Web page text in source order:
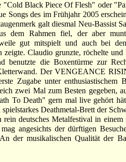
"Cold Black Piece Of Flesh" oder
Songs des im Frühjahr 2005
galt diesmal Neu-Bassist
dem Rahmen fiel, der aber
gut mitspielt und auch bei
zeigte. Claudio grunzte, röchelte und
benutzte die Boxentürme zur
Der VENGEANCE
Zugabe unter enthusiastischem
zwei Mal zum Besten gegeben,
To Death" gern mal live gehört
Deathmetal-Brett der
deutsches Metalfestival in einem
angesichts der dürftigen
der musikalischen Qualität der